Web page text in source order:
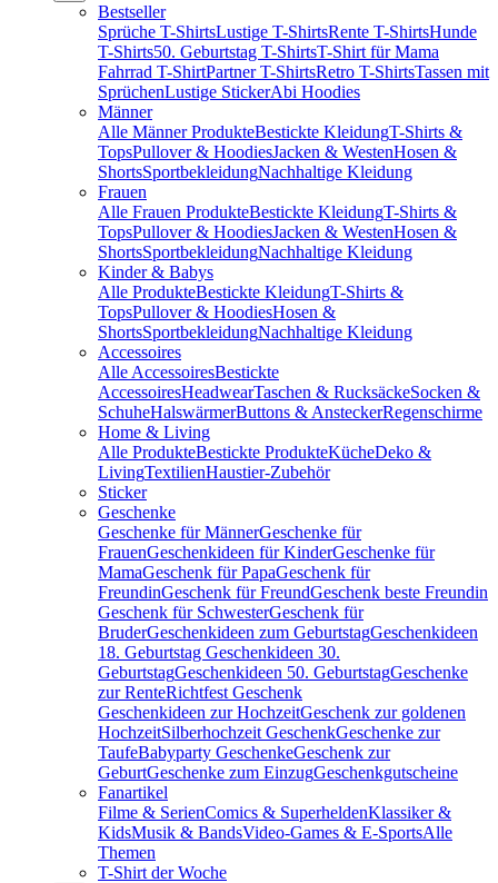
Bestseller
Sprüche T-ShirtsLustige T-ShirtsRente T-ShirtsHunde
T-Shirts50. Geburtstag T-ShirtsT-Shirt für Mama
Fahrrad T-ShirtPartner T-ShirtsRetro T-ShirtsTassen mit
SprüchenLustige StickerAbi Hoodies
Männer
Alle Männer ProdukteBestickte KleidungT-Shirts &
TopsPullover & HoodiesJacken & WestenHosen &
ShortsSportbekleidungNachhaltige Kleidung
Frauen
Alle Frauen ProdukteBestickte KleidungT-Shirts &
TopsPullover & HoodiesJacken & WestenHosen &
ShortsSportbekleidungNachhaltige Kleidung
Kinder & Babys
Alle ProdukteBestickte KleidungT-Shirts &
TopsPullover & HoodiesHosen &
ShortsSportbekleidungNachhaltige Kleidung
Accessoires
Alle AccessoiresBestickte
AccessoiresHeadwearTaschen & RucksäckeSocken &
SchuheHalswärmerButtons & AnsteckerRegenschirme
Home & Living
Alle ProdukteBestickte ProdukteKücheDeko &
LivingTextilienHaustier-Zubehör
Sticker
Geschenke
Geschenke für MännerGeschenke für
FrauenGeschenkideen für KinderGeschenke für
MamaGeschenk für PapaGeschenk für
FreundinGeschenk für FreundGeschenk beste Freundin
Geschenk für SchwesterGeschenk für
BruderGeschenkideen zum GeburtstagGeschenkideen
18. Geburtstag Geschenkideen 30.
GeburtstagGeschenkideen 50. GeburtstagGeschenke
zur RenteRichtfest Geschenk
Geschenkideen zur HochzeitGeschenk zur goldenen
HochzeitSilberhochzeit GeschenkGeschenke zur
TaufeBabyparty GeschenkeGeschenk zur
GeburtGeschenke zum EinzugGeschenkgutscheine
Fanartikel
Filme & SerienComics & SuperheldenKlassiker &
KidsMusik & BandsVideo-Games & E-SportsAlle
Themen
T-Shirt der Woche